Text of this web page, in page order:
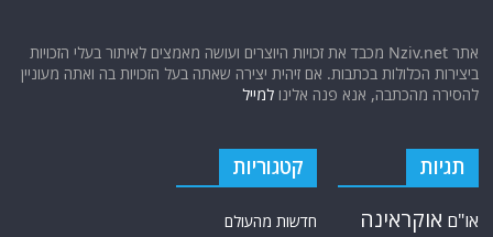
אתר Nziv.net מכבד את זכויות היוצרים ועושה מאמצים לאיתור בעלי הזכויות
ביצירות הכלולות בכתבות. אם זיהית יצירה שאתה בעל הזכויות בה ואתה מעוניין
להסירה מהכתבה, אנא פנה אלינולמייל
תגיות
או"ם אוקראינה
קטגוריות
חדשות מהעולם